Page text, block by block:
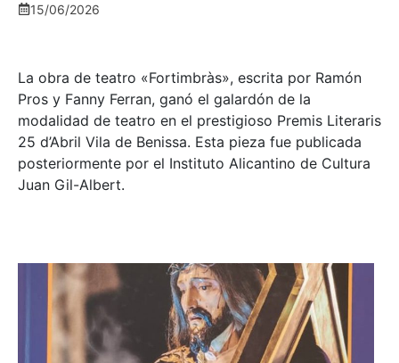
15/06/2026
La obra de teatro «Fortimbràs», escrita por Ramón
Pros y Fanny Ferran, ganó el galardón de la
modalidad de teatro en el prestigioso Premis Literaris
25 d’Abril Vila de Benissa. Esta pieza fue publicada
posteriormente por el Instituto Alicantino de Cultura
Juan Gil-Albert.